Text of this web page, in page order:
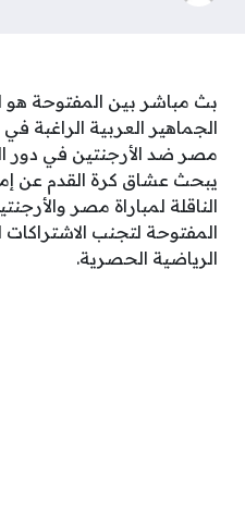
بث مباشر بين المفتوحة هو
الجماهير العربية الراغبة
يبحث عشاق كرة القدم عن
الناقلة لمباراة مصر
المفتوحة لتجنب
الرياضية الحصرية.